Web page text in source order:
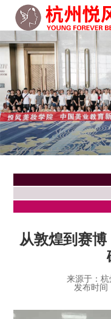
从敦煌到赛
来源于：
发布时